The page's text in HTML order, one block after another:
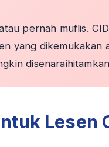
pernah muflis.
yang
Lesen